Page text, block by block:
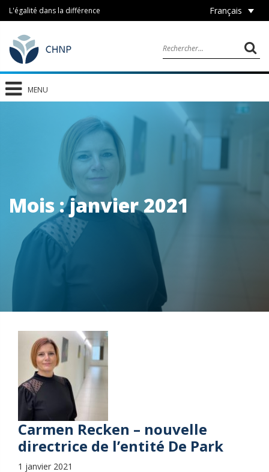
L'égalité dans la différence Français
MENU
Mois :janvier 2021
Carmen Recken – nouvelle
directrice de l’entité De Park
1 janvier 2021